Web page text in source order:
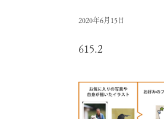
2020年6月15日
615.2